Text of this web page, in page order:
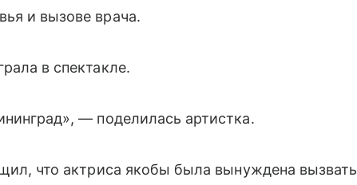
и вызове врача.
в спектакле.
— поделилась артистка.
что актриса якобы была вынуждена вызвать